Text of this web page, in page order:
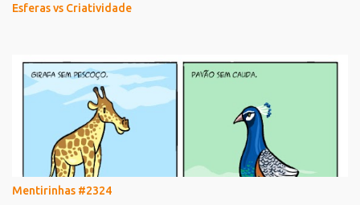
Esferas vs Criatividade
Mentirinhas #2324